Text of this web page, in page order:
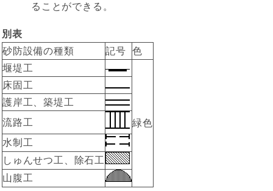
ることができる。
別表
砂防設備の種類
記号
色
堰堤工
緑色
床固工
護岸工、築堤工
流路工
水制工
しゅんせつ工、除石工
山腹工